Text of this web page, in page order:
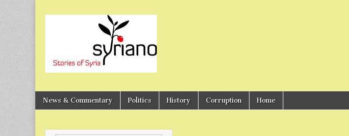
syriano Home
Corruption
History
Politics
News & Commentary